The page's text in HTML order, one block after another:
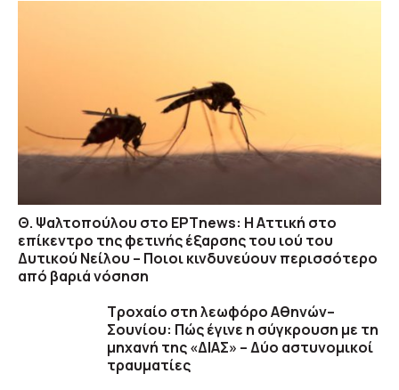
Θ. Ψαλτοπούλου στο ΕΡΤnews: Η Αττική στο
επίκεντρο της φετινής έξαρσης του ιού του
Δυτικού Νείλου – Ποιοι κινδυνεύουν περισσότερο
από βαριά νόσηση
Τροχαίο στη λεωφόρο Αθηνών–
Σουνίου: Πώς έγινε η σύγκρουση με τη
μηχανή της «ΔΙΑΣ» – Δύο αστυνομικοί
τραυματίες